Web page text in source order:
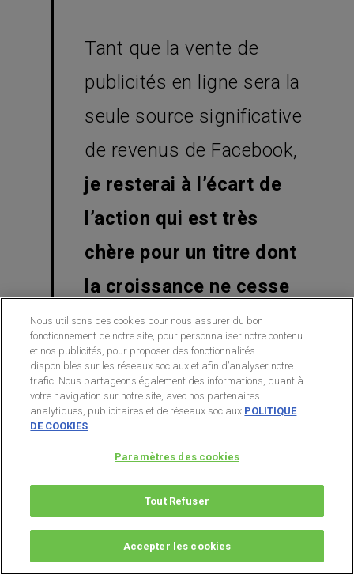
Tant que la vente de
publicités en ligne sera la
seule source significative
de revenus de Facebook,
je resterai à l’écart de
l’action qui est très
chère pour un titre dont
la croissance ne cesse
de ralentir(+8%
d’utilisateurs actifs entre
début 2018 et 2019,
contre +17% entre 2016
et 2017 et +13% entre
2017 et 2018).
En revanche, si
Nous utilisons des cookies pour nous assurer du bon
fonctionnement de notre site, pour personnaliser notre contenu
et nos publicités, pour proposer des fonctionnalités
disponibles sur les réseaux sociaux et afin d’analyser notre
trafic. Nous partageons également des informations, quant à
votre navigation sur notre site, avec nos partenaires
analytiques, publicitaires et de réseaux sociaux.POLITIQUE
DE COOKIES
Paramètres des cookies
Tout Refuser
Accepter les cookies